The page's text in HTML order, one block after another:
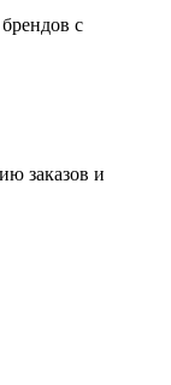
с
заказов и